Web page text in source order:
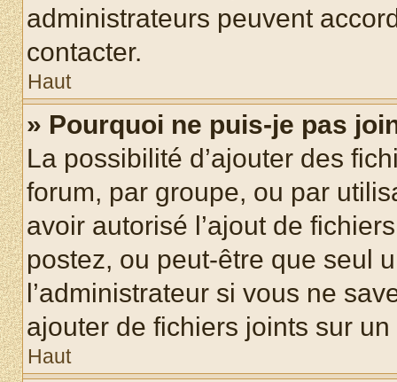
administrateurs peuvent
contacter.
Haut
» Pourquoi ne puis-je pas
La possibilité d’ajouter des
forum, par groupe, ou par
avoir autorisé l’ajout de
postez, ou peut-être que seul
l’administrateur si vous ne
ajouter de fichiers joints sur un
Haut